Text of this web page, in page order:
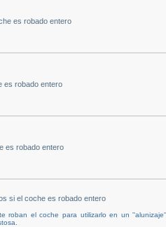
es robado entero
es robado entero
es robado entero
si el coche es robado entero
roban el coche para utilizarlo en un